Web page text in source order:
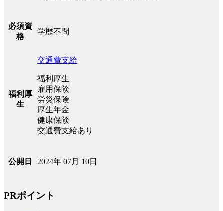
必須資
格
学歴不問
福利厚
生
交通費支給
福利厚生
雇用保険
労災保険
厚生年金
健康保険
交通費支給あり
公開日 2024年 07月 10日
PRポイント